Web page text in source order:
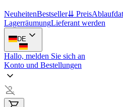
NeuheitenBestseller⇊ Preis
LagerräumungLieferant werden
DE
Hallo, melden Sie sich an
Konto und Bestellungen